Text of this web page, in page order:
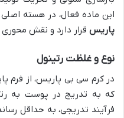
این ماده فعال، در هسته
پاریس قرار دارد و نقش محوری
نوع و غلظت رتینول
در کرم سی بی پاریس، از فرم
که به تدریج در پوست به
فرآیند تدریجی، به حداقل